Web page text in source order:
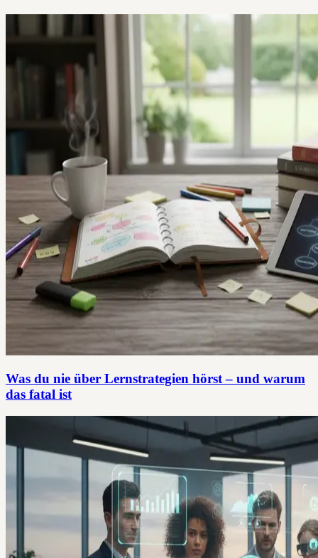
Was du nie über Lernstrategien hörst – und warum
das fatal ist